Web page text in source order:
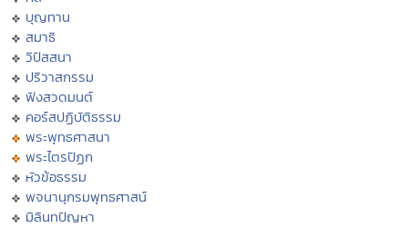
บุญทาน
สมาธิ
วิปัสสนา
ปริวาสกรรม
ฟังสวดมนต์
คอร์สปฏิบัติธรรม
พระพุทธศาสนา
พระไตรปิฏก
หัวข้อธรรม
พจนานุกรมพุทธศาสน์
มิลินทปัญหา